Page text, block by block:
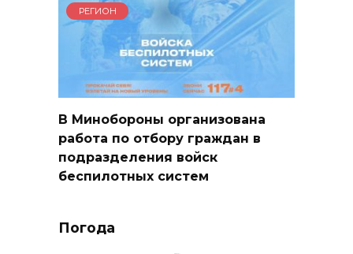
РЕГИОН
В Минобороны организована
работа по отбору граждан в
подразделения войск
беспилотных систем
Погода